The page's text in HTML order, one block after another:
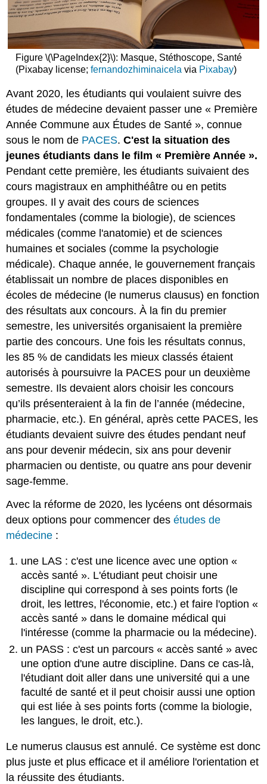
Figure \(\PageIndex{2}\): Masque, Stéthoscope, Santé
(Pixabay license; fernandozhiminaicela via Pixabay)
Avant 2020, les étudiants qui voulaient suivre des
études de médecine devaient passer une « Première
Année Commune aux Études de Santé », connue
sous le nom de PACES.C'est la situation des
jeunes étudiants dans le film « Première Année ».
Pendant cette première, les étudiants suivaient des
cours magistraux en amphithéâtre ou en petits
groupes. Il y avait des cours de sciences
fondamentales (comme la biologie), de sciences
médicales (comme l'anatomie) et de sciences
humaines et sociales (comme la psychologie
médicale). Chaque année, le gouvernement français
établissait un nombre de places disponibles en
écoles de médecine (le numerus clausus) en fonction
des résultats aux concours. À la fin du premier
semestre, les universités organisaient la première
partie des concours. Une fois les résultats connus,
les 85 % de candidats les mieux classés étaient
autorisés à poursuivre la PACES pour un deuxième
semestre. Ils devaient alors choisir les concours
qu’ils présenteraient à la fin de l’année (médecine,
pharmacie, etc.). En général, après cette PACES, les
étudiants devaient suivre des études pendant neuf
ans pour devenir médecin, six ans pour devenir
pharmacien ou dentiste, ou quatre ans pour devenir
sage-femme.
Avec la réforme de 2020, les lycéens ont désormais
deux options pour commencer desétudes de
médecine :
une LAS : c'est une licence avec une option «
accès santé ». L'étudiant peut choisir une
discipline qui correspond à ses points forts (le
droit, les lettres, l'économie, etc.) et faire l'option «
accès santé » dans le domaine médical qui
l'intéresse (comme la pharmacie ou la médecine).
un PASS : c'est un parcours « accès santé » avec
une option d'une autre discipline. Dans ce cas-là,
l'étudiant doit aller dans une université qui a une
faculté de santé et il peut choisir aussi une option
qui est liée à ses points forts (comme la biologie,
les langues, le droit, etc.).
Le numerus clausus est annulé. Ce système est donc
plus juste et plus efficace et il améliore l'orientation et
la réussite des étudiants.